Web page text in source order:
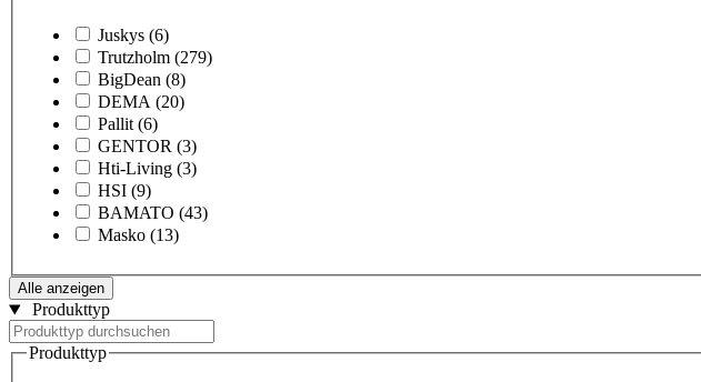
Juskys (6)
Trutzholm (279)
BigDean (8)
DEMA (20)
Pallit (6)
GENTOR (3)
Hti-Living (3)
HSI (9)
BAMATO (43)
Masko (13)
Alle anzeigen
Produkttyp
Produkttyp